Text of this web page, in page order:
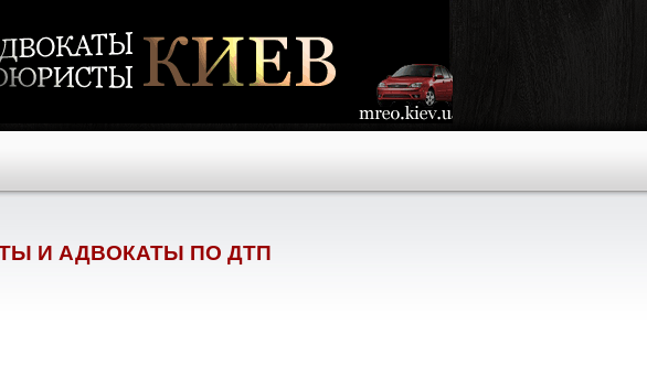
И АДВОКАТЫ ПО ДТП